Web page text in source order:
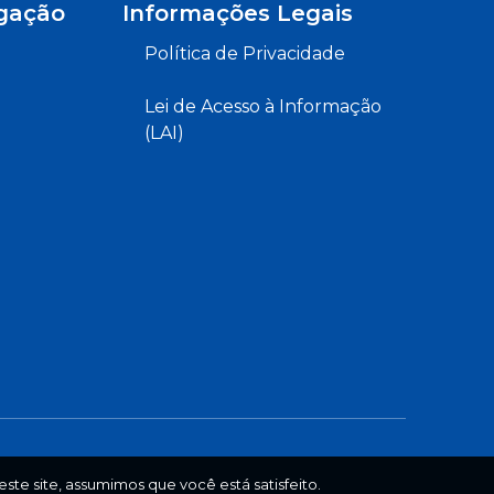
Informações Legais
Política de Privacidade
Lei de Acesso à Informação
(LAI)
site, assumimos que você está satisfeito.